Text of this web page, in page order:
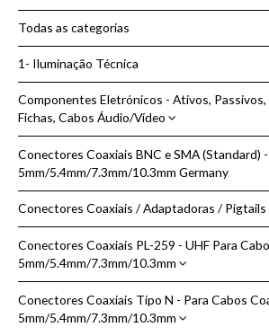
Contactos
Pesquisar
Todas as categorias
1- Iluminação Técnica
Componentes Eletrónicos - Ativos, Passivos,
Fichas, Cabos Áudio/Vídeo
Adaptadores de Áudio/Vídeo
Cabos de Áudio/Vídeo - HDMI
Dissipação Térmica
Fichas | Conectores
Adaptadores | Conectores DC
Pontas de Prova + Crocodilos e Bananas
Conectores Coaxiais BNC e SMA (Standard)
5mm/5.4mm/7.3mm/10.3mm Germany
Conectores Coaxiais / Adaptadoras / Pigtails
Adaptadoras Coaxiais RF - Varios Modelos
Cabos Coaxiais Adaptadores - Pigtails RF | WIFI
Cabos Coaxiais Adaptadores e Pigtails WIFI
Conectores Coaxiais PL-259 - UHF Para
5mm/5.4mm/7.3mm/10.3mm
Conectores Coaxiais PL-259 - UHF Cabos
Marca Kabel Kusch
Conectores Coaxiais Tipo N - Para Cabos
5mm/5.4mm/7.3mm/10.3mm